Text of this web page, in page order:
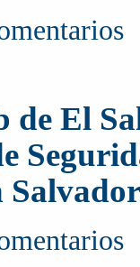
El
Salvador